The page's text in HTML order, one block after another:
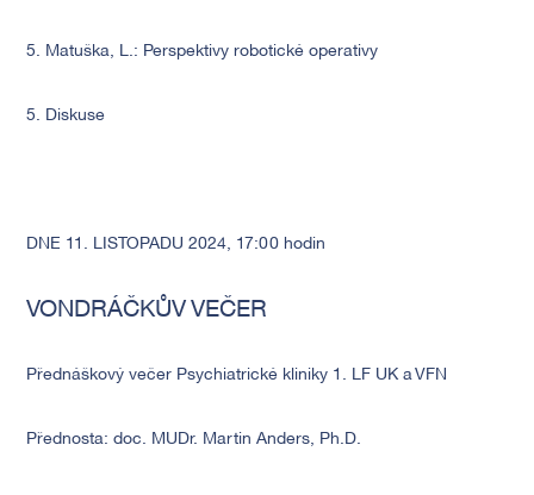
5. Matuška, L.: Perspektivy robotické operativy
5. Diskuse
DNE 11. LISTOPADU 2024, 17:00 hodin
VONDRÁČKŮV VEČER
Přednáškový večer Psychiatrické kliniky 1. LF UK a VFN
Přednosta: doc. MUDr. Martin Anders, Ph.D.